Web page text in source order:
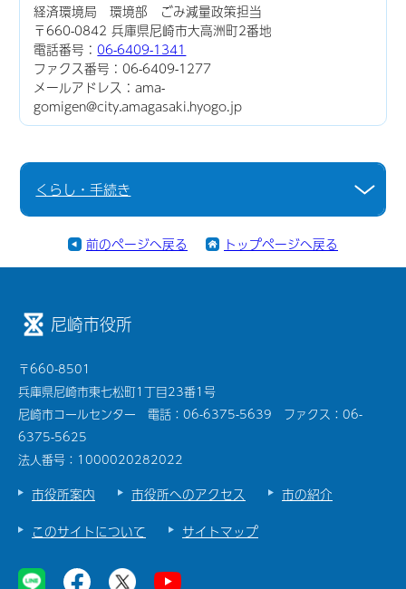
経済環境局 環境部 ごみ減量政策担当
〒660-0842 兵庫県尼崎市大高洲町2番地
電話番号：06-6409-1341
ファクス番号：06-6409-1277
メールアドレス：ama-
gomigen@city.amagasaki.hyogo.jp
くらし・手続き
前のページへ戻る トップページへ戻る
尼崎市役所
〒660-8501
兵庫県尼崎市東七松町1丁目23番1号
尼崎市コールセンター 電話：06-6375-5639 ファクス：06-
6375-5625
法人番号：1000020282022
市役所案内 市役所へのアクセス
市の紹介
このサイトについて
サイトマップ